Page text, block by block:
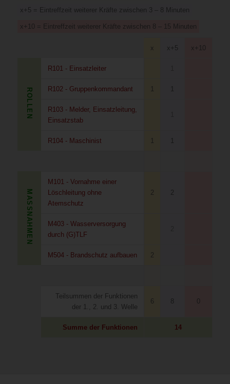
x+5 = Eintreffzeit weiterer Kräfte zwischen 3 – 8 Minuten
x+10 = Eintreffzeit weiterer Kräfte zwischen 8 – 15 Minuten
x x+5 x+10
ROLLEN
R101 - Einsatzleiter
R102 - Gruppenkommandant 1 1
R103 - Melder, Einsatzleitung,
Einsatzstab
R104 - Maschinist 1 1
MASSNAHMEN
M101 - Vornahme einer
Löschleitung ohne
Atemschutz
2 2
M403 - Wasserversorgung
durch (G)TLF
M504 - Brandschutz aufbauen 2
Teilsummen der Funktionen
der 1., 2. und 3. Welle
6 8 0
Summe der Funktionen 14